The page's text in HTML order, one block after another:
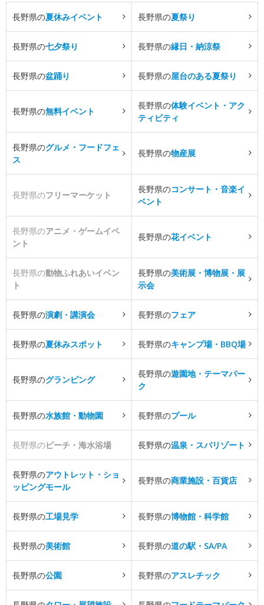
長野県の夏休みイベント 長野県の夏祭り
長野県の七夕祭り 長野県の縁日・納涼祭
長野県の盆踊り 長野県の屋台のある夏祭り
長野県の無料イベント
長野県の体験イベント・アク
ティビティ
長野県のグルメ・フードフェ
ス
長野県の物産展
長野県のフリーマーケット
長野県のコンサート・音楽イ
ベント
長野県のアニメ・ゲームイベ
ント
長野県の花イベント
長野県の動物ふれあいイベン
ト
長野県の美術展・博物展・展
示会
長野県の演劇・講演会 長野県のフェア
長野県の夏休みスポット 長野県のキャンプ場・BBQ場
長野県のグランピング
長野県の遊園地・テーマパー
ク
長野県の水族館・動物園 長野県のプール
長野県のビーチ・海水浴場 長野県の温泉・スパリゾート
長野県のアウトレット・ショ
ッピングモール
長野県の商業施設・百貨店
長野県の工場見学 長野県の博物館・科学館
長野県の美術館 長野県の道の駅・SA/PA
長野県の公園 長野県のアスレチック